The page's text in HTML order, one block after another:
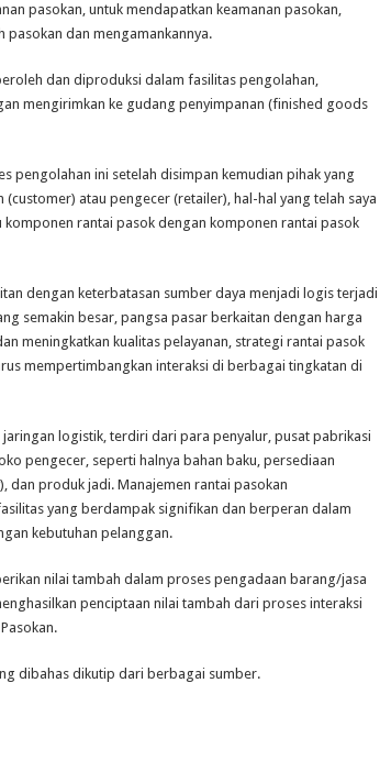
pasokan, untuk mendapatkan keamanan pasokan,
dan mengamankannya.
dan diproduksi dalam fasilitas pengolahan,
mengirimkan ke gudang penyimpanan (finished goods
pengolahan ini setelah disimpan kemudian pihak yang
atau pengecer (retailer), hal-hal yang telah saya
komponen rantai pasok dengan komponen rantai pasok
dengan keterbatasan sumber daya menjadi logis terjadi
semakin besar, pangsa pasar berkaitan dengan harga
meningkatkan kualitas pelayanan, strategi rantai pasok
mempertimbangkan interaksi di berbagai tingkatan di
logistik, terdiri dari para penyalur, pusat pabrikasi
pengecer, seperti halnya bahan baku, persediaan
dan produk jadi. Manajemen rantai pasokan
yang berdampak signifikan dan berperan dalam
kebutuhan pelanggan.
nilai tambah dalam proses pengadaan barang/jasa
penciptaan nilai tambah dari proses interaksi
dibahas dikutip dari berbagai sumber.